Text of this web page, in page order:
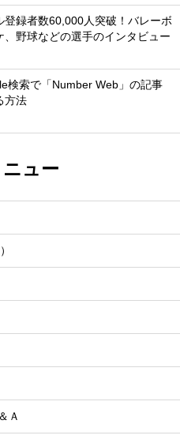
登録者数60,000人突破！バレーボ
、野球などの選手のインタビュー
検索で「Number Web」の記事
方法
ュー
Ａ